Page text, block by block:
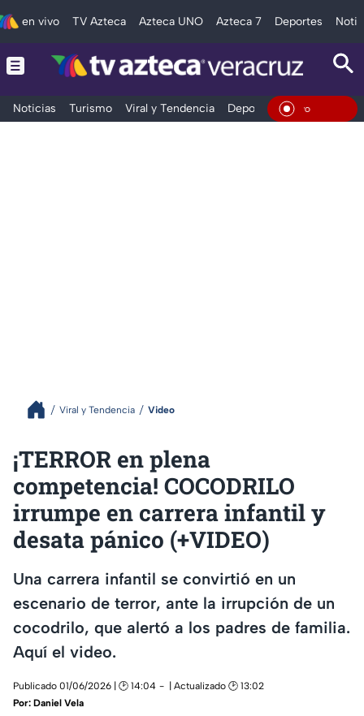
en vivo TV Azteca Azteca UNO Azteca 7 Deportes
Noticias Turismo Viral y Tendencia Deportes Espectáculos
En
Viral y Tendencia Video
¡TERROR en plena
competencia! COCODRILO
irrumpe en carrera infantil y
desata pánico (+VIDEO)
Una carrera infantil se convirtió en un
escenario de terror, ante la irrupción de un
cocodrilo, que alertó a los padres de familia.
Aquí el video.
Publicado 01/06/2026 | 🕑 14:04
| Actualizado 🕑 13:02
Por: Daniel Vela